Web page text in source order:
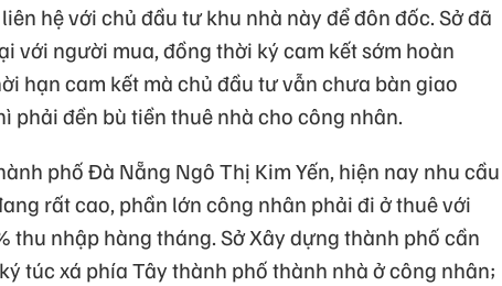
hệ với chủ đầu tư khu nhà này để đôn đốc. Sở đã
với người mua, đồng thời ký cam kết sớm hoàn
hạn cam kết mà chủ đầu tư vẫn chưa bàn giao
phải đền bù tiền thuê nhà cho công nhân.
phố Đà Nẵng Ngô Thị Kim Yến, hiện nay nhu cầu
rất cao, phần lớn công nhân phải đi ở thuê với
thu nhập hàng tháng. Sở Xây dựng thành phố cần
túc xá phía Tây thành phố thành nhà ở công nhân;